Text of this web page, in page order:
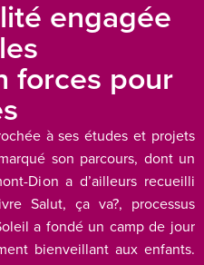
engagée
forces pour
à ses études et projets
son parcours, dont un
Dion a d’ailleurs recueilli
Salut, ça va?, processus
a fondé un camp de jour
bienveillant aux enfants.